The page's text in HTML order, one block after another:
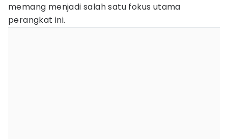
memang menjadi salah satu fokus utama
perangkat ini.